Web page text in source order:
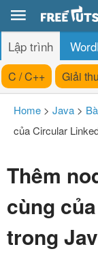
Lập trình
C / C++ Giải
Home > Java >
của Circular
Thêm
cùng
trong